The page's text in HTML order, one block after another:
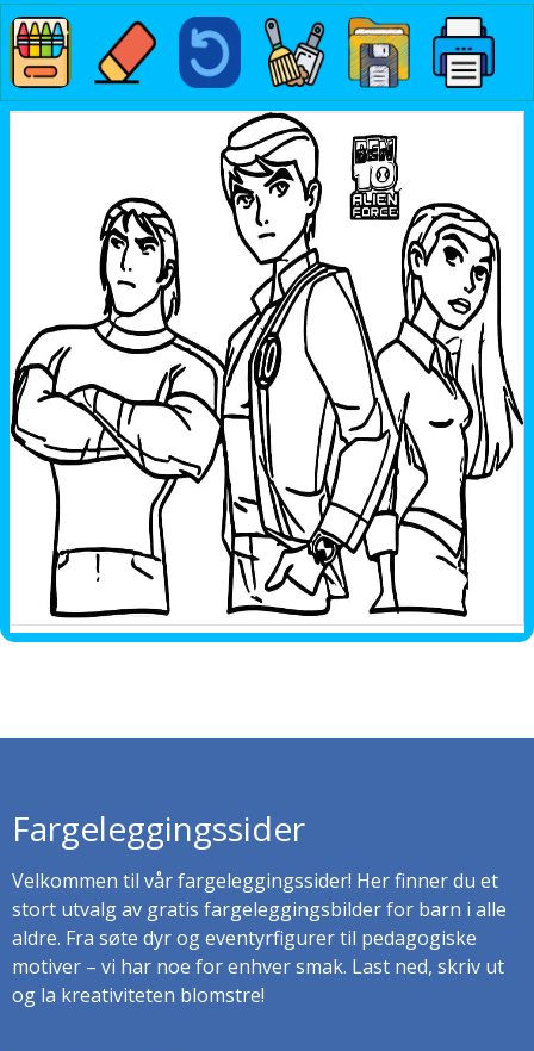
Fargeleggingssider
Velkommen til vår fargeleggingssider! Her finner du et
stort utvalg av gratis fargeleggingsbilder for barn i alle
aldre. Fra søte dyr og eventyrfigurer til pedagogiske
motiver – vi har noe for enhver smak. Last ned, skriv ut
og la kreativiteten blomstre!